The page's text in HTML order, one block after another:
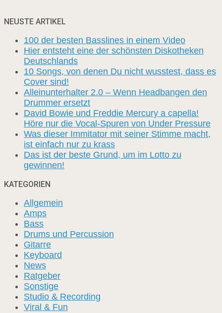
NEUSTE ARTIKEL
100 der besten Basslines in einem Video
Hier entsteht eine der schönsten Diskotheken
Deutschlands
10 Songs, von denen Du nicht wusstest, dass es
Cover sind!
Alleinunterhalter 2.0 – Wenn Headbangen den
Drummer ersetzt
David Bowie und Freddie Mercury a capella!
Höre nur die Vocal-Spuren von Under Pressure
Was dieser Immitator mit seiner Stimme macht,
ist einfach nur zu krass
Das ist der beste Grund, um im Lotto zu
gewinnen!
KATEGORIEN
Allgemein
Amps
Bass
Drums und Percussion
Gitarre
Keyboard
News
Ratgeber
Sonstige
Studio & Recording
Viral & Fun